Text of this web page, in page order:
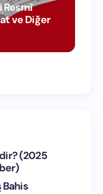
Resmî
ve Diğer
(2025